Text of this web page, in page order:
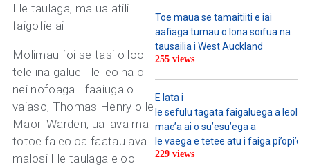
I le taulaga, ma ua atili
faigofie ai
Molimau foi se tasi o loo
tele ina galue I le leoina o
nei nofoaga I faaiuga o
vaiaso, Thomas Henry o le
Maori Warden, ua lava ma
totoe faleoloa faatau ava
malosi I le taulaga e oo
Toe maua se tamaitiiti e iai
aafiaga tumau o lona soifua na
tausailia i West Auckland
255 views
E lata i
le sefulu tagata faigaluega a
mae’a ai o su’esu’ega a
le vaega e tetee atu i faiga pi’opi’o
229 views